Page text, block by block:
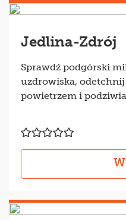
Jedlina-Zdrój
Sprawdź podgórski
uzdrowiska,
powietrzem i